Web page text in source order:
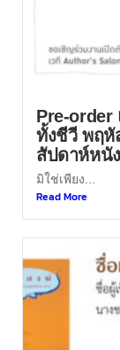
Pre-order
ทั้งชีวี พฤหั
สัปดาห์หนั
มิใช่เพียง...
Read More